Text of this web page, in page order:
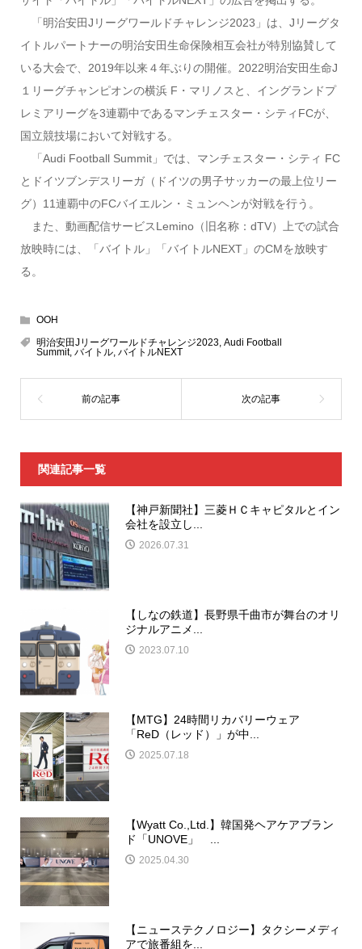
「明治安田Jリーグワールドチャレンジ2023」は、Jリーグタ
イトルパートナーの明治安田生命保険相互会社が特別協賛して
いる大会で、2019年以来４年ぶりの開催。2022明治安田生命J
１リーグチャンピオンの横浜 F・マリノスと、イングランドプ
レミアリーグを3連覇中であるマンチェスター・シティFCが、
国立競技場において対戦する。
「Audi Football Summit」では、マンチェスター・シティ FC
とドイツブンデスリーガ（ドイツの男子サッカーの最上位リー
グ）11連覇中のFCバイエルン・ミュンヘンが対戦を行う。
また、動画配信サービスLemino（旧名称：dTV）上での試合
放映時には、「バイトル」「バイトルNEXT」のCMを放映す
る。
OOH
明治安田Jリーグワールドチャレンジ2023, Audi Football
Summit, バイトル, バイトルNEXT
関連記事一覧
【神戸新聞社】三菱ＨＣキャピタルとイン
会社を設立し...
2026.07.31
【しなの鉄道】長野県千曲市が舞台のオリ
ジナルアニメ...
2023.07.10
【MTG】24時間リカバリーウェア
「ReD（レッド）」が中...
2025.07.18
【Wyatt Co.,Ltd.】韓国発ヘアケアブラン
ド「UNOVE」 ...
2025.04.30
【ニューステクノロジー】タクシーメディ
アで旅番組を...